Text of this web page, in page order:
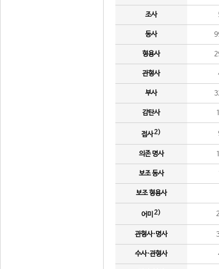
조사
동사
형용사
관형사
부사
감탄사
접사2)
의존 명사
보조 동사
보조 형용사
어미 2)
관형사·명사
수사·관형사